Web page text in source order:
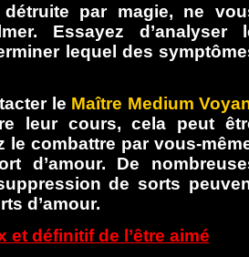
par magie, ne
Essayez d’analyser
lequel des
le Maître Medium
leur cours, cela peut
combattre par vous-
d’amour. De
de sorts
d’amour.
et définitif de l’être aimé